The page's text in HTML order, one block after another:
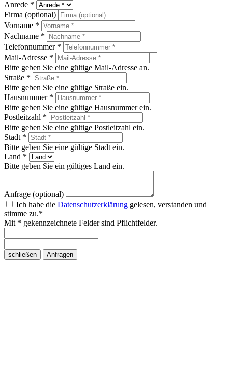
Anrede *
Firma (optional)
Vorname *
Nachname *
Telefonnummer *
Mail-Adresse *
Bitte geben Sie eine gültige Mail-Adresse an.
Straße *
Bitte geben Sie eine gültige Straße ein.
Hausnummer *
Bitte geben Sie eine gültige Hausnummer ein.
Postleitzahl *
Bitte geben Sie eine gültige Postleitzahl ein.
Stadt *
Bitte geben Sie eine gültige Stadt ein.
Land *
Bitte geben Sie ein gültiges Land ein.
Anfrage (optional)
Ich habe die Datenschutzerklärung gelesen, verstanden und
stimme zu.*
Mit * gekennzeichnete Felder sind Pflichtfelder.
schließen Anfragen